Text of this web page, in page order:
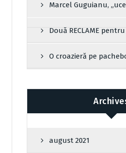
Marcel Guguianu,
Două RECLAME pentru
O croazieră pe
august 2021